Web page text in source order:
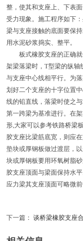
整，使其和支座上、下表
受力现象。施工程序如下
梁与支座接触的底面要保
用水泥砂浆捣实、整平。
板式橡胶支座的正确就
架梁落梁时，T型梁的纵轴
与支座中心线相平行。为
划好二个支座的十字位置
线的铅直线，落梁时使之
第一跨梁为基准进行。在
形,大家可以参考铁路桥梁
胶支座比梁筋底宽，则应
垫块或厚钢板做过渡层，
块或厚钢板要用环氧树脂
胶支座顶面与梁面保持水
应力梁其支座顶面可略微
下一篇： 谈桥梁橡胶支座